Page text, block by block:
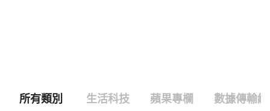
所有類別 生活科技 蘋果專欄 數據傳輸線